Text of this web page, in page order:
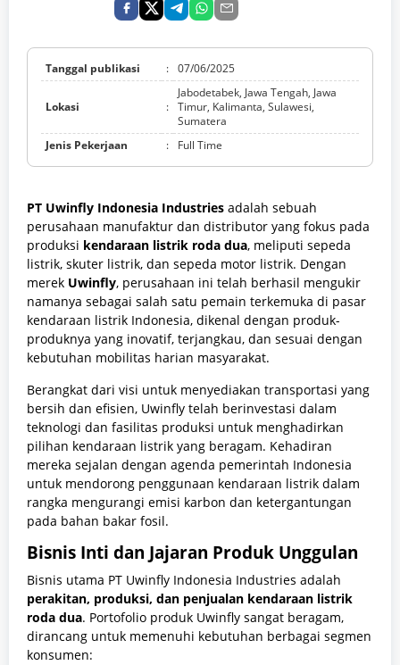
Tanggal publikasi : 07/06/2025
Lokasi :
Jabodetabek, Jawa Tengah, Jawa
Timur, Kalimanta, Sulawesi,
Sumatera
Jenis Pekerjaan
: Full Time
PT Uwinfly Indonesia Industries adalah sebuah
perusahaan manufaktur dan distributor yang fokus pada
produksi kendaraan listrik roda dua, meliputi sepeda
listrik, skuter listrik, dan sepeda motor listrik. Dengan
merek Uwinfly, perusahaan ini telah berhasil mengukir
namanya sebagai salah satu pemain terkemuka di pasar
kendaraan listrik Indonesia, dikenal dengan produk-
produknya yang inovatif, terjangkau, dan sesuai dengan
kebutuhan mobilitas harian masyarakat.
Berangkat dari visi untuk menyediakan transportasi yang
bersih dan efisien, Uwinfly telah berinvestasi dalam
teknologi dan fasilitas produksi untuk menghadirkan
pilihan kendaraan listrik yang beragam. Kehadiran
mereka sejalan dengan agenda pemerintah Indonesia
untuk mendorong penggunaan kendaraan listrik dalam
rangka mengurangi emisi karbon dan ketergantungan
pada bahan bakar fosil.
Bisnis Inti dan Jajaran Produk Unggulan
Bisnis utama PT Uwinfly Indonesia Industries adalah
perakitan, produksi, dan penjualan kendaraan listrik
roda dua. Portofolio produk Uwinfly sangat beragam,
dirancang untuk memenuhi kebutuhan berbagai segmen
konsumen: